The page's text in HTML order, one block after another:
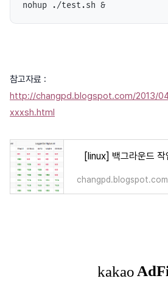
nohup ./test.sh &
참고자료 :
http://changpd.blogspot.com/2013/
xxxsh.html
[linux] 백그라운드
changpd.blogspot.com